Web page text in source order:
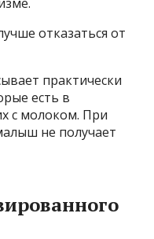
отказаться от
практически
есть в
с молоком. При
не получает